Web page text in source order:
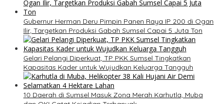
Gubernur Herman Deru Pimpin Panen Raya IP 200 di Ogan
Ilir, Targetkan Produksi Gabah Sumsel Capai 5 Juta Ton
Gelari Pelangi Diperkuat, TP PKK Sumsel Tingkatkan
Kapasitas Kader untuk Wujudkan Keluarga Tangguh
10 Daerah di Sumsel Masuk Zona Merah Karhutla, Muba